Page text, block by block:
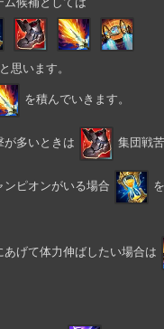
思います。
を積んでいきます。
多いときは 集団戦
ンピオンがいる場合
げて体力伸ばしたい場合は